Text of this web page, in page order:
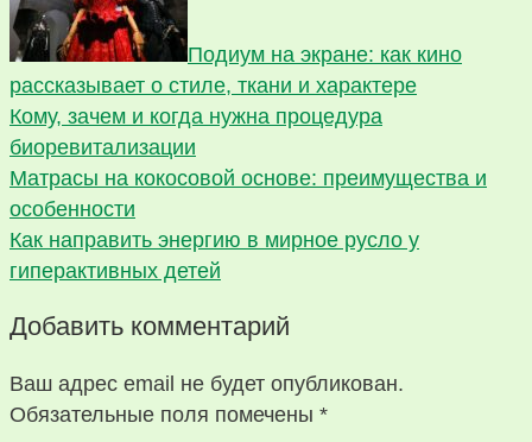
Подиум на экране: как кино
рассказывает о стиле, ткани и характере
Кому, зачем и когда нужна процедура
биоревитализации
Матрасы на кокосовой основе: преимущества и
особенности
Как направить энергию в мирное русло у
гиперактивных детей
Добавить комментарий
Ваш адрес email не будет опубликован.
Обязательные поля помечены *